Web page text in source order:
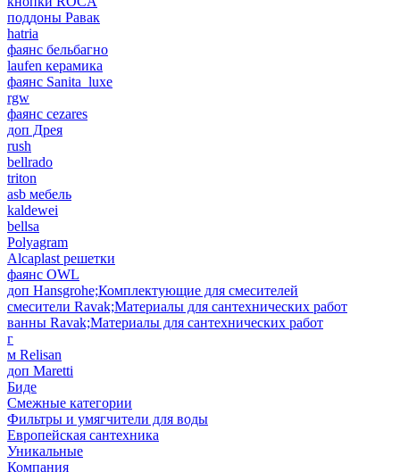
поддоны Равак
hatria
фаянс бельбагно
laufen керамика
фаянс Sanita_luxe
rgw
фаянс cezares
доп Дрея
rush
bellrado
triton
asb мебель
kaldewei
bellsa
Polyagram
Alcaplast решетки
фаянс OWL
доп Hansgrohe;Комплектующие для смесителей
смесители Ravak;Материалы для сантехнических работ
ванны Ravak;Материалы для сантехнических работ
г
м Relisan
доп Maretti
Биде
Смежные категории
Фильтры и умягчители для воды
Европейская сантехника
Уникальные
Компания